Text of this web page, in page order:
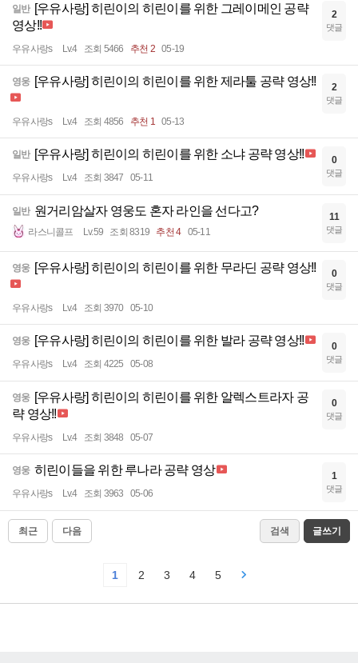
일반 [우유사랑] 히린이의 히린이를 위한 그레이메인 공략
영상!!
우유사랑s Lv.4 조회 5466 추천 2 05-19
2
댓글
영웅 [우유사랑] 히린이의 히린이를 위한 제라툴 공략 영상!!
우유사랑s Lv.4 조회 4856 추천 1 05-13
2
댓글
일반 [우유사랑] 히린이의 히린이를 위한 소냐 공략 영상!!
우유사랑s Lv.4 조회 3847 05-11
0
댓글
일반 원거리암살자 영웅도 혼자 라인을 선다고?
라스니콜프 Lv.59 조회 8319 추천 4 05-11
11
댓글
영웅 [우유사랑] 히린이의 히린이를 위한 무라딘 공략 영상!!
우유사랑s Lv.4 조회 3970 05-10
0
댓글
영웅 [우유사랑] 히린이의 히린이를 위한 발라 공략 영상!!
우유사랑s Lv.4 조회 4225 05-08
0
댓글
영웅 [우유사랑] 히린이의 히린이를 위한 알렉스트라자 공
략 영상!!
우유사랑s Lv.4 조회 3848 05-07
0
댓글
영웅 히린이들을 위한 루나라 공략 영상
우유사랑s Lv.4 조회 3963 05-06
1
댓글
최근 다음 검색 글쓰기
1 2 3 4 5